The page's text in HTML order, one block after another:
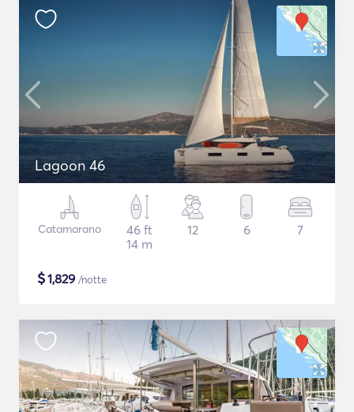
Lagoon 46
Catamarano
46 ft
14 m
12 6 7
$1,829 /notte